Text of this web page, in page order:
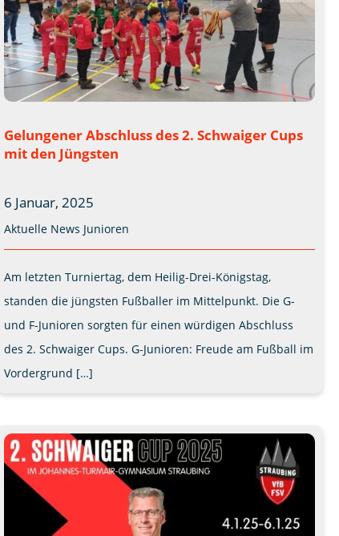
Gelungener Abschluss des 2. Schwaiger Cups
mit den Jüngsten
6 Januar, 2025
Aktuelle News Junioren
Am letzten Turniertag, dem Heilig-Drei-Königstag,
standen die jüngsten Fußballer im Mittelpunkt. Die G-
und F-Junioren sorgten für einen würdigen Abschluss
des 2. Schwaiger Cups. G-Junioren: Freude am Fußball im
Vordergrund […]